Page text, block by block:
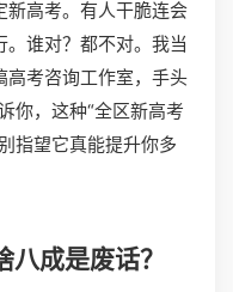
新高考。有人干脆连会
谁对？都不对。我当
高考咨询工作室，手头
你，这种“全区新高考
指望它真能提升你多
成是废话？